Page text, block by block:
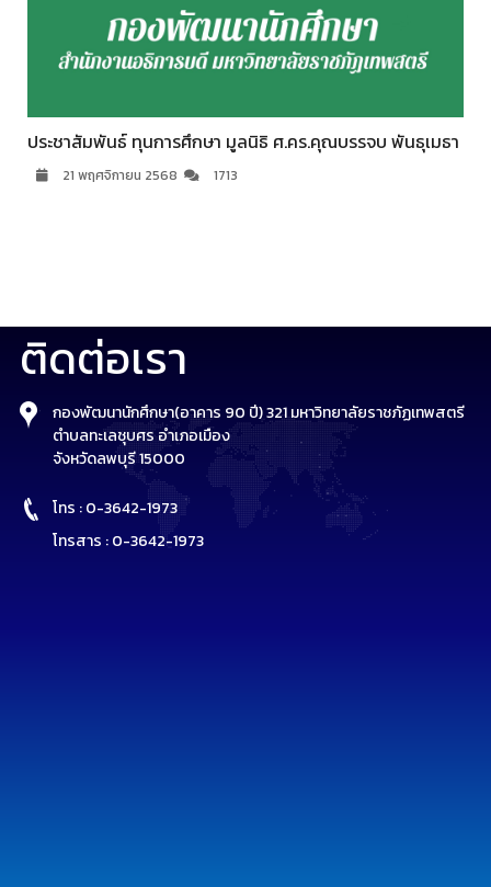
ประชาสัมพันธ์ ทุนการศึกษา มูลนิธิ ศ.คร.คุณบรรจบ พันธุเมธา
21 พฤศจิกายน 2568 1713
ติดต่อเรา
กองพัฒนานักศึกษา(อาคาร 90 ปี) 321 มหาวิทยาลัยราชภัฏเทพสตรี
ตำบลทะเลชุบศร อำเภอเมือง
จังหวัดลพบุรี 15000
โทร : 0-3642-1973
โทรสาร : 0-3642-1973